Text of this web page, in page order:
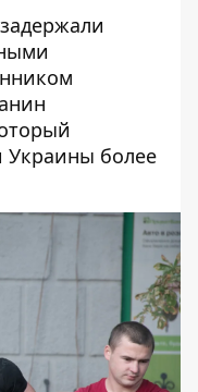
Украины более